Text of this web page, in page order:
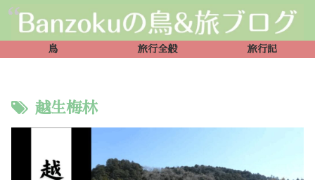
鳥 旅行全般 旅行記
越生梅林